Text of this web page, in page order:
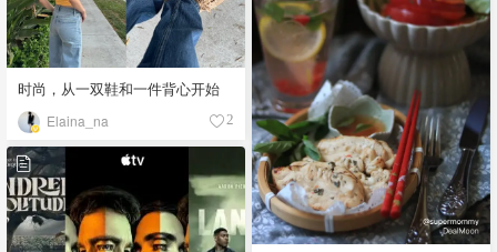
时尚，从一双鞋和一件背心开始
Elaina_na 2